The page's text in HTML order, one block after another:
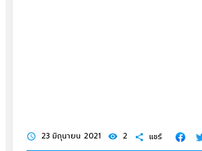
schedule 23 มิถุนายน 2021 visibility 2 share แชร์